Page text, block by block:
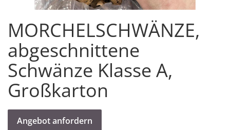
MORCHELSCHWÄNZE,
abgeschnittene
Schwänze Klasse A,
Großkarton
Angebot anfordern